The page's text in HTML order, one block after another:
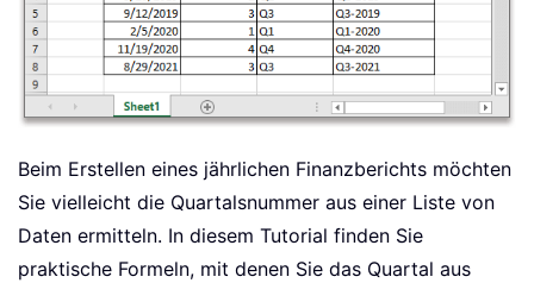
Beim Erstellen eines jährlichen Finanzberichts möchten
Sie vielleicht die Quartalsnummer aus einer Liste von
Daten ermitteln. In diesem Tutorial finden Sie
praktische Formeln, mit denen Sie das Quartal aus